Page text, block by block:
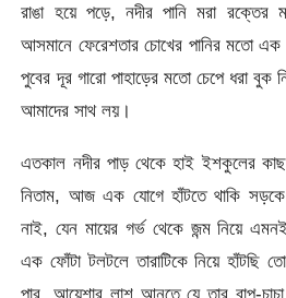
রাঙা হয়ে পড়ে, নদীর পানি মরা রক্তের
আসমানে ফেরেশতার চোখের পানির মতো
পুবের দূর গারো পাহাড়ের মতো চেপে ধরা বুক
আমাদের সাথ লয়।
এতকাল নদীর পাড় থেকে হাই ইশকুলের কাছ
নিতাম, আজ এক যোগে হাঁটতে থাকি
নাই, যেন মায়ের গর্ভ থেকে জন্ম নিয়ে
এক ফোঁটা টলটলে তারাটিকে নিয়ে হাঁটছি
পার, আয়েশার লাশ আনতে যে তার বাপ-